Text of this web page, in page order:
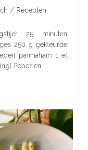
/ Recepten
25 minuten
250 g gekleurde
parmaham 1 el
Peper en…